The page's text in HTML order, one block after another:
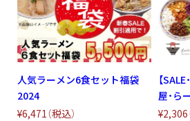
人気ラーメン6食セット福袋
2024
¥6,471 （税込）
【
屋・ら
¥2,306